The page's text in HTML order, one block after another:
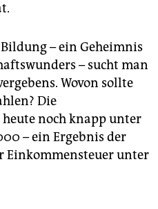
– ein Geheimnis
– sucht man
Wovon sollte
Die
noch knapp unter
– ein Ergebnis der
Einkommensteuer unter